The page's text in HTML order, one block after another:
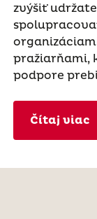
zvýšiť
pražiarňami,
podpore
Čítaj viac